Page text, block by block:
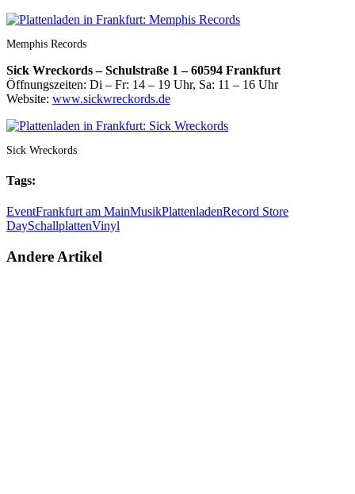
Memphis Records
Sick Wreckords – Schulstraße 1 – 60594 Frankfurt
Öffnungszeiten: Di – Fr: 14 – 19 Uhr, Sa: 11 – 16 Uhr
Website: www.sickwreckords.de
Sick Wreckords
Tags:
EventFrankfurt am MainMusikPlattenladenRecord Store
DaySchallplattenVinyl
Andere Artikel